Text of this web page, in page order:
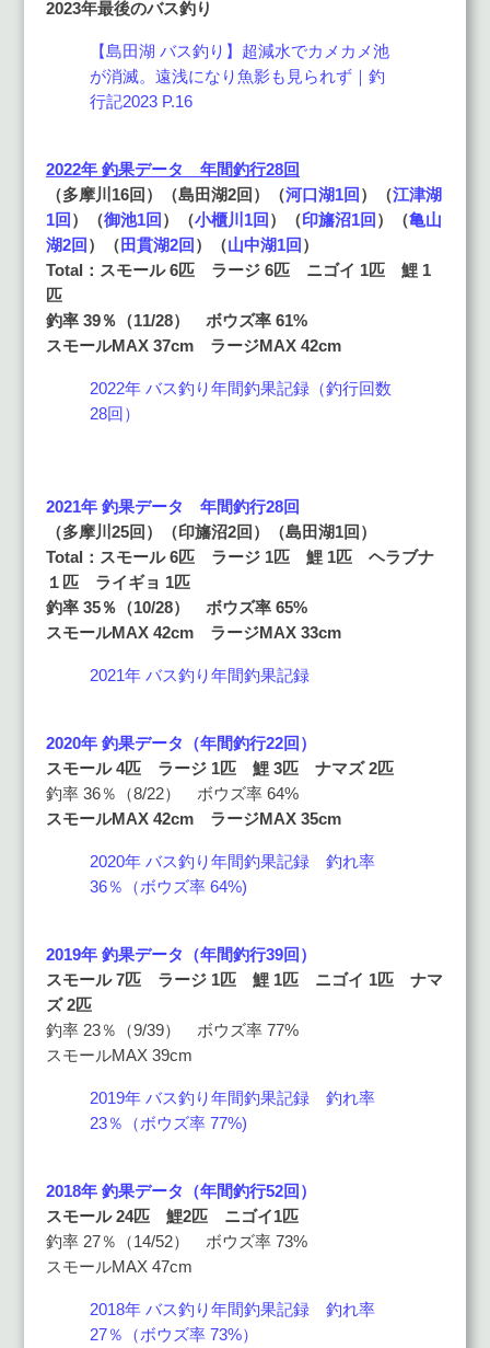
2023年最後のバス釣り
【島田湖 バス釣り】超減水でカメカメ池
が消滅。遠浅になり魚影も見られず｜釣
行記2023 P.16
2022年 釣果データ 年間釣行28回
（多摩川16回 ）（島田湖2回）（河口湖1回 ）（江津湖
1回 ）（御池1回 ）（小櫃川1回 ）（印旛沼1回 ）（亀山
湖2回 ）（ 田貫湖2回 ）（山中湖1回 ）
Total：スモール 6匹 ラージ 6匹 ニゴイ 1匹 鯉 1
匹
釣率 39％（11/28） ボウズ率 61%
スモールMAX 37cm ラージMAX 42cm
2022年 バス釣り年間釣果記録（釣行回数
28回）
2021年 釣果データ 年間釣行28回
（多摩川25回 ）（印旛沼2回）（島田湖1回）
Total：スモール 6匹 ラージ 1匹 鯉 1匹 ヘラブナ
１匹 ライギョ 1匹
釣率 35％（10/28） ボウズ率 65%
スモールMAX 42cm ラージMAX 33cm
2021年 バス釣り年間釣果記録
2020年 釣果データ（年間釣行22回）
スモール 4匹 ラージ 1匹 鯉 3匹 ナマズ 2匹
釣率 36％（8/22） ボウズ率 64%
スモールMAX 42cm ラージMAX 35cm
2020年 バス釣り年間釣果記録 釣れ率
36％（ボウズ率 64%)
2019年 釣果データ（年間釣行39回）
スモール 7匹 ラージ 1匹 鯉 1匹 ニゴイ 1匹 ナマ
ズ 2匹
釣率 23％（9/39） ボウズ率 77%
スモールMAX 39cm
2019年 バス釣り年間釣果記録 釣れ率
23％（ボウズ率 77%)
2018年 釣果データ（年間釣行52回）
スモール 24匹 鯉2匹 ニゴイ1匹
釣率 27％（14/52） ボウズ率 73%
スモールMAX 47cm
2018年 バス釣り年間釣果記録 釣れ率
27％（ボウズ率 73%）